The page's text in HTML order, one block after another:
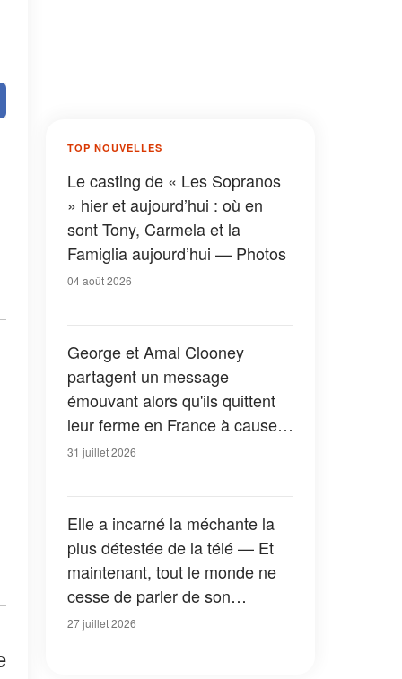
TOP NOUVELLES
Le casting de « Les Sopranos
» hier et aujourd’hui : où en
sont Tony, Carmela et la
Famiglia aujourd’hui — Photos
04 août 2026
George et Amal Clooney
partagent un message
émouvant alors qu'ils quittent
leur ferme en France à cause
des feux de forêt — Tous les
31 juillet 2026
Elle a incarné la méchante la
plus détestée de la télé — Et
maintenant, tout le monde ne
cesse de parler de son
apparition dans la nouvelle
27 juillet 2026